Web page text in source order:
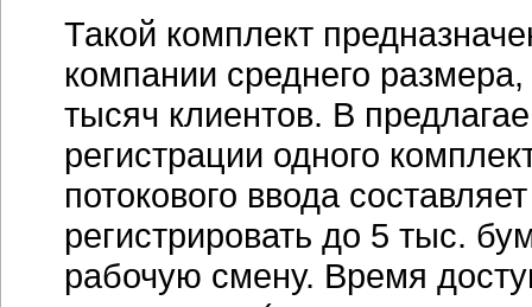
Такой комплект
компании среднего
тысяч клиентов. В
регистрации одного
потокового ввода
регистрировать до 5 тыс.
рабочую смену. Время